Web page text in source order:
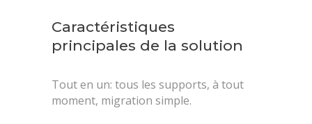
Caractéristiques
principales de la solution
Tout en un: tous les supports, à tout
moment, migration simple.